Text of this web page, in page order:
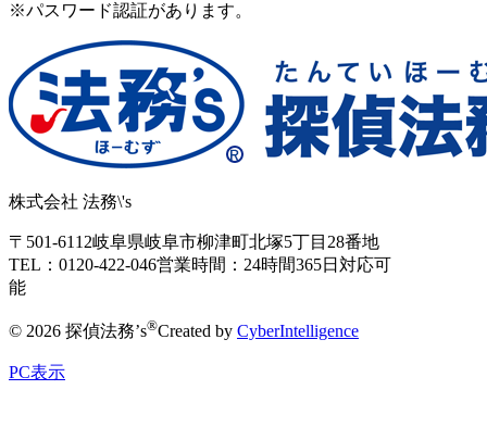
※パスワード認証があります。
株式会社 法務\'s
〒501-6112岐阜県岐阜市柳津町北塚5丁目28番地
TEL：0120-422-046営業時間：24時間365日対応可
能
© 2026 探偵法務’s®Created by CyberIntelligence
PC表示